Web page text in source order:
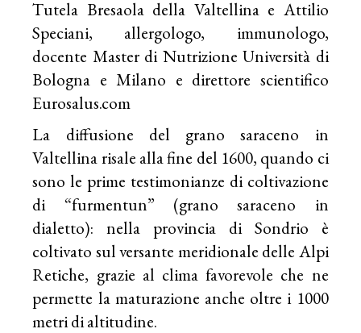
Tutela Bresaola della Valtellina e Attilio
Speciani, allergologo, immunologo,
docente Master di Nutrizione Università di
Bologna e Milano e direttore scientifico
Eurosalus.com
La diffusione del grano saraceno in
Valtellina risale alla fine del 1600, quando ci
sono le prime testimonianze di coltivazione
di “furmentun” (grano saraceno in
dialetto): nella provincia di Sondrio è
coltivato sul versante meridionale delle Alpi
Retiche, grazie al clima favorevole che ne
permette la maturazione anche oltre i 1000
metri di altitudine.